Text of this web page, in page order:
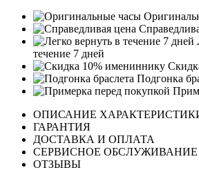
течение 7 дней
Подгонка
ОПИСАНИЕ
ГАРАНТИЯ
ДОСТАВКА И ОПЛАТА
СЕРВИСНОЕ ОБСЛУЖИВАНИЕ
ОТЗЫВЫ